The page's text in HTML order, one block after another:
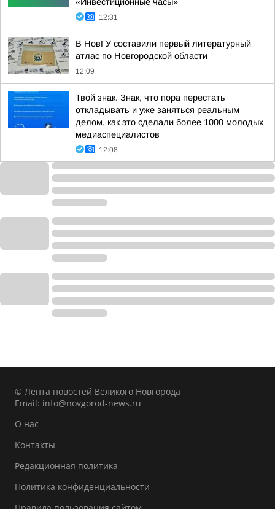
12:31
В НовГУ составили первый литературный
атлас по Новгородской области
12:09
Твой знак. Знак, что пора перестать
откладывать и уже заняться реальным
делом, как это сделали более 1000 молодых
медиаспециалистов
12:08
© Лента новостей Великого Новгорода
Email: info@novgorod-news.ru
О нас
Контакты
Редакционная политика
Политика конфиденциальности